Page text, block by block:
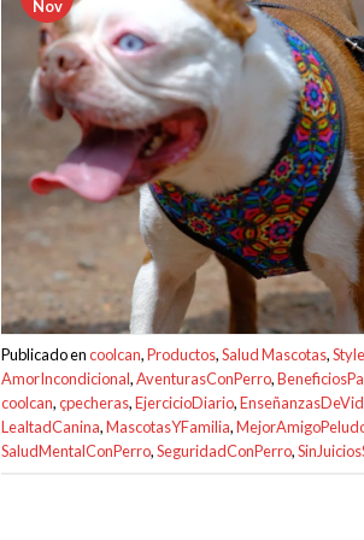
Nov
Publicado encoolcan,Productos,Salud Mascotas,Style
AmorIncondicional,AventurasConPerro,
coolcan,çpecheras,EjercicioDiario,
LealtadCanina,MascotasYFamilia,
SaludMentalConPerro,SeguridadConPerro,